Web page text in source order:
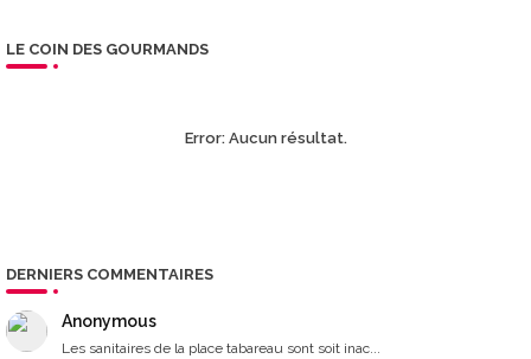
LE COIN DES GOURMANDS
Error:Aucun résultat.
DERNIERS COMMENTAIRES
Anonymous
Les sanitaires de la place tabareau sont soit inac...